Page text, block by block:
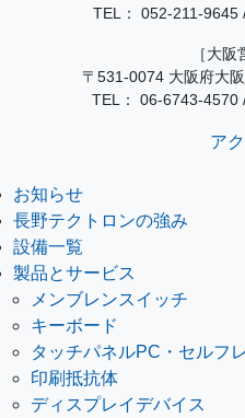
TEL： 052-211-9645
［大阪
〒531-0074 大阪府大
TEL： 06-6743-4570
ア
お知らせ
長野テクトロンの強み
設備一覧
製品とサービス
メンブレンスイッチ
キーボード
タッチパネルPC・セルフ
印刷抵抗体
ディスプレイデバイス